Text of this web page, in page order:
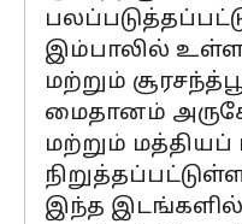
இம்பாலில்
மற்றும்
மைதானம்
மற்றும்
இந்த இடங்களில்